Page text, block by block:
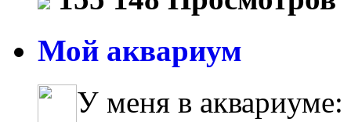
Мой аквариум
У меня в аквариуме: